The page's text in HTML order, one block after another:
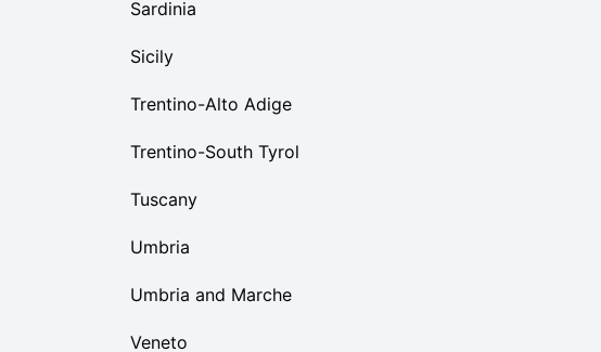
Sardinia
Sicily
Trentino-Alto Adige
Trentino-South Tyrol
Tuscany
Umbria
Umbria and Marche
Veneto